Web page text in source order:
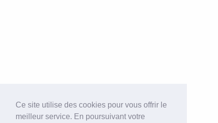
Ce site utilise des cookies pour vous offrir le
meilleur service. En poursuivant votre